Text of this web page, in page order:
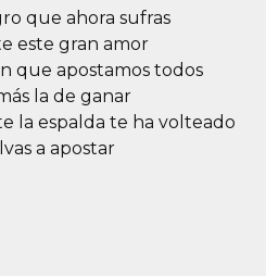
que ahora sufras
este gran amor
que apostamos todos
la de ganar
la espalda te ha volteado
a apostar